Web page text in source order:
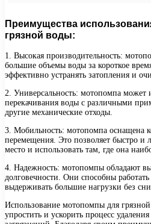
Преимущества
грязной воды:
1. Высокая производительность:
большие объемы воды за короткое
эффективно устранять затопления и
2. Универсальность: мотопомпа может
перекачивания воды с различными
другие механические отходы.
3. Мобильность: мотопомпа оснащена
перемещения. Это позволяет быстро и
место и использовать там, где она
4. Надежность: мотопомпы обладают
долговечности. Они способны
выдерживать большие нагрузки без
Использование мотопомпы для
упростить и ускорить процесс